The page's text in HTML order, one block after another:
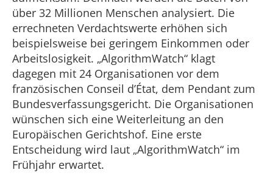
über 32 Millionen Menschen analysiert. Die
errechneten Verdachtswerte erhöhen sich
beispielsweise bei geringem Einkommen oder
Arbeitslosigkeit. „AlgorithmWatch“ klagt
dagegen mit 24 Organisationen vor dem
französischen Conseil d’État, dem Pendant zum
Bundesverfassungsgericht. Die Organisationen
wünschen sich eine Weiterleitung an den
Europäischen Gerichtshof. Eine erste
Entscheidung wird laut „AlgorithmWatch“ im
Frühjahr erwartet.